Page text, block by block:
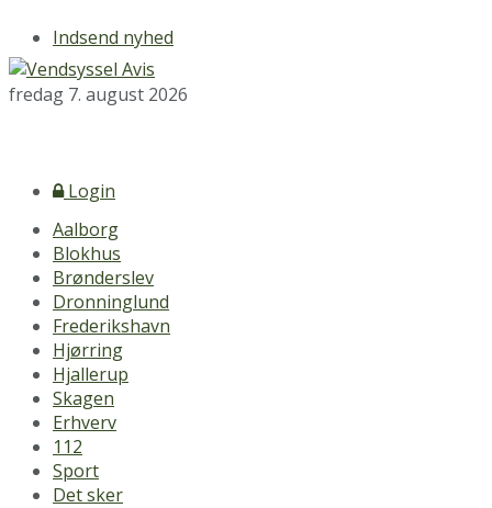
Indsend nyhed
fredag 7. august 2026
Login
Aalborg
Blokhus
Brønderslev
Dronninglund
Frederikshavn
Hjørring
Hjallerup
Skagen
Erhverv
112
Sport
Det sker